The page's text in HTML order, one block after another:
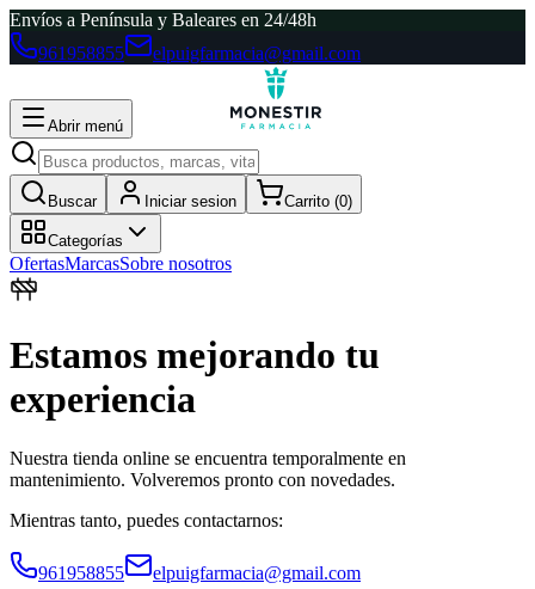
Envíos a Península y Baleares en 24/48h
961958855
elpuigfarmacia@gmail.com
Abrir menú
Buscar Iniciar sesion Carrito (0)
Categorías
OfertasMarcasSobre nosotros
Estamos mejorando tu
experiencia
Nuestra tienda online se encuentra temporalmente en
mantenimiento. Volveremos pronto con novedades.
Mientras tanto, puedes contactarnos:
961958855
elpuigfarmacia@gmail.com